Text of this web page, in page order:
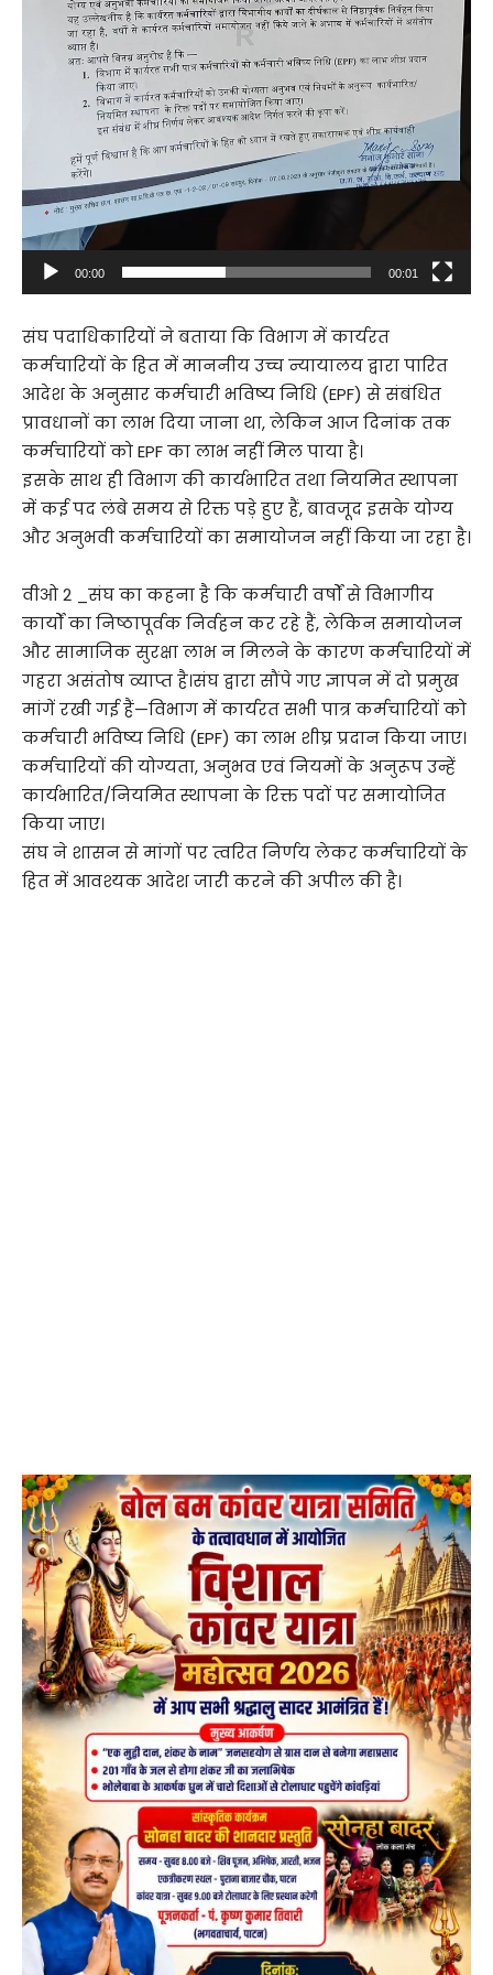
00:00 00:01
संघ पदाधिकारियों ने बताया कि विभाग में कार्यरत
कर्मचारियों के हित में माननीय उच्च न्यायालय द्वारा पारित
आदेश के अनुसार कर्मचारी भविष्य निधि (EPF) से संबंधित
प्रावधानों का लाभ दिया जाना था, लेकिन आज दिनांक तक
कर्मचारियों को EPF का लाभ नहीं मिल पाया है।
इसके साथ ही विभाग की कार्यभारित तथा नियमित स्थापना
में कई पद लंबे समय से रिक्त पड़े हुए हैं, बावजूद इसके योग्य
और अनुभवी कर्मचारियों का समायोजन नहीं किया जा रहा है।
वीओ 2 _संघ का कहना है कि कर्मचारी वर्षों से विभागीय
कार्यों का निष्ठापूर्वक निर्वहन कर रहे हैं, लेकिन समायोजन
और सामाजिक सुरक्षा लाभ न मिलने के कारण कर्मचारियों में
गहरा असंतोष व्याप्त है।संघ द्वारा सौंपे गए ज्ञापन में दो प्रमुख
मांगें रखी गई हैं—विभाग में कार्यरत सभी पात्र कर्मचारियों को
कर्मचारी भविष्य निधि (EPF) का लाभ शीघ्र प्रदान किया जाए।
कर्मचारियों की योग्यता, अनुभव एवं नियमों के अनुरूप उन्हें
कार्यभारित/नियमित स्थापना के रिक्त पदों पर समायोजित
किया जाए।
संघ ने शासन से मांगों पर त्वरित निर्णय लेकर कर्मचारियों के
हित में आवश्यक आदेश जारी करने की अपील की है।